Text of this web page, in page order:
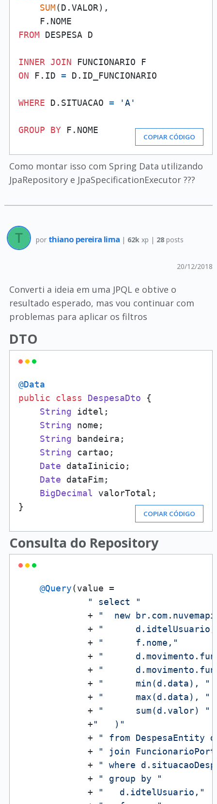
SUM(D.VALOR),
FROM DESPESA D
INNER JOIN
ON F.ID = D.ID_FUNCIONARIO
WHERE D.SITUACAO = 'A'
GROUP BY F.NOME
COPIAR CÓDIGO
Como montar isso com Spring Data utilizando
JpaRepository e JpaSpecificationExecutor ???
por thiano pereira lima | 62k xp | 28posts
20/12/2018
Converti a ideia em uma JPQL e obtive o
resultado esperado, mas vou continuar com
problemas para aplicar os filtros
DTO
@Data
public
class DespesaDto {
String idtel;
String nome;
String bandeira;
String cartao;
Date dataIinicio;
Date dataFim;
BigDecimal valorTotal;
}
COPIAR CÓDIGO
Consulta do Repository
@Query(value =
" select "
             +
"  new
             +
"
             +
"      f.nome,"
             +
"
             +
"
             +
"      min(d.data), "
             +
"      max(d.data), "
             +
"      sum(d.valor) "
             +
"   )"
             +
" from DespesaEntity
             +
" join
             +
" where
             +
" group by "
             +
"   d.idtelUsuario,"